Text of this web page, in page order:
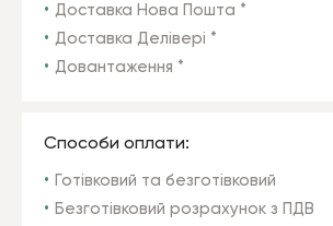
Доставка Нова Пошта *
Доставка Делівері *
Довантаження *
Способи оплати:
Готівковий та безготівковий
Безготівковий розрахунок з ПДВ